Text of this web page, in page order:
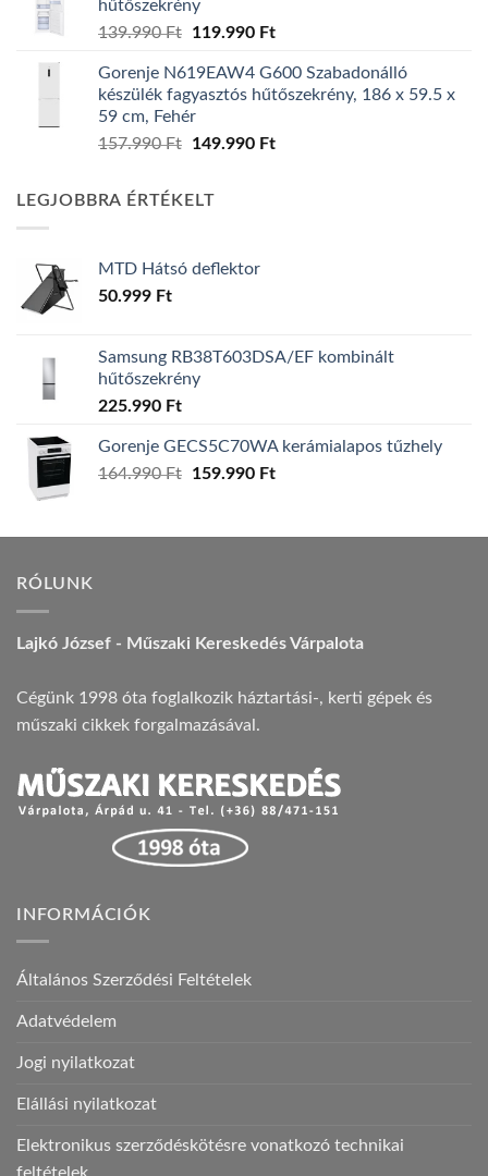
139.990 Ft.
hűtőszekrény
139.990Ft
Original
was:
139.990 Ft.
119.990 FtCurrent
is:
119.990 Ft.
Gorenje N619EAW4 G600 Szabadonálló
készülék fagyasztós hűtőszekrény, 186 x 59.5 x
59 cm, Fehér
157.990Ft
Original
157.990 Ft.
149.990 FtCurrent
LEGJOBBRA ÉRTÉKELT
MTD Hátsó deflektor
50.999 Ft
Samsung RB38T603DSA/EF kombinált
hűtőszekrény
225.990 Ft
Gorenje GECS5C70WA kerámialapos tűzhely
164.990Ft
Original
164.990 Ft.
159.990 FtCurrent
159.990 Ft.
RÓLUNK
Lajkó József - Műszaki Kereskedés Várpalota
Cégünk 1998 óta foglalkozik háztartási-, kerti gépek és
műszaki cikkek forgalmazásával.
INFORMÁCIÓK
Általános Szerződési Feltételek
Adatvédelem
Jogi nyilatkozat
Elállási nyilatkozat
Elektronikus szerződéskötésre vonatkozó technikai